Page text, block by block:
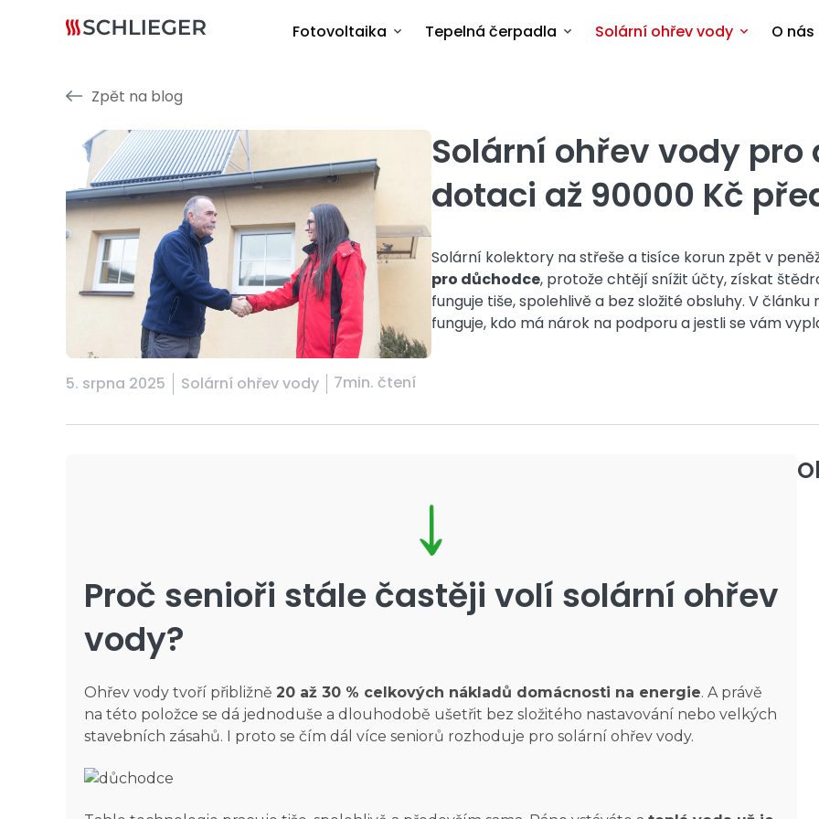
Fotovoltaika Tepelná čerpadla Solární ohřev vody O nás
Zpět na blog
Solární ohřev vody
dotaci až 90000 Kč
Solární kolektory na střeše a tisíce korun zpět v
pro důchodce, protože chtějí snížit účty, získat
funguje tiše, spolehlivě a bez složité obsluhy. V
funguje, kdo má nárok na podporu a jestli se vám
5. srpna 2025 Solární ohřev vody 7min. čtení
Proč senioři stále častěji volí solární ohřev
vody?
Ohřev vody tvoří přibližně 20 až 30 % celkových nákladů domácnosti na energie. A právě
na této položce se dá jednoduše a dlouhodobě ušetřit bez složitého nastavování nebo velkých
stavebních zásahů. I proto se čím dál více seniorů rozhoduje pro solární ohřev vody.